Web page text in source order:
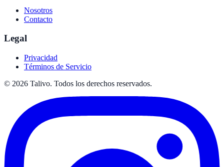
Nosotros
Contacto
Legal
Privacidad
Términos de Servicio
© 2026 Talivo. Todos los derechos reservados.